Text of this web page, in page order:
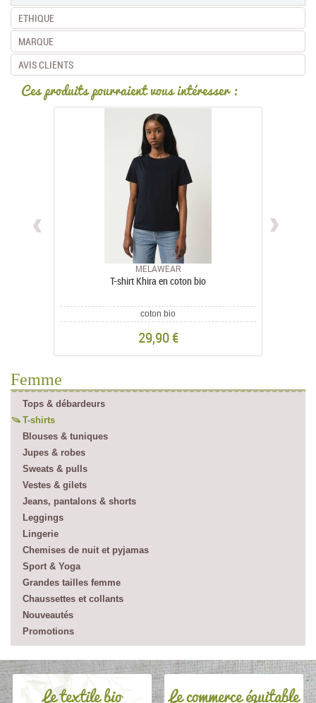
ETHIQUE
MARQUE
AVIS CLIENTS
Ces produits pourraient vous intéresser :
MELAWEAR
T-shirt Khira en coton bio
coton bio
29,90 €
Femme
Tops & débardeurs
T-shirts
Blouses & tuniques
Jupes & robes
Sweats & pulls
Vestes & gilets
Jeans, pantalons & shorts
Leggings
Lingerie
Chemises de nuit et pyjamas
Sport & Yoga
Grandes tailles femme
Chaussettes et collants
Nouveautés
Promotions
Le textile bio Le commerce équitable